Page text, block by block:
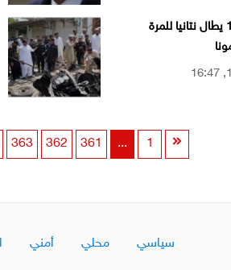
صاروخ براق 100 يطال نتانيا للمرة
1
...
361
362
363
سياسي محلي أمني